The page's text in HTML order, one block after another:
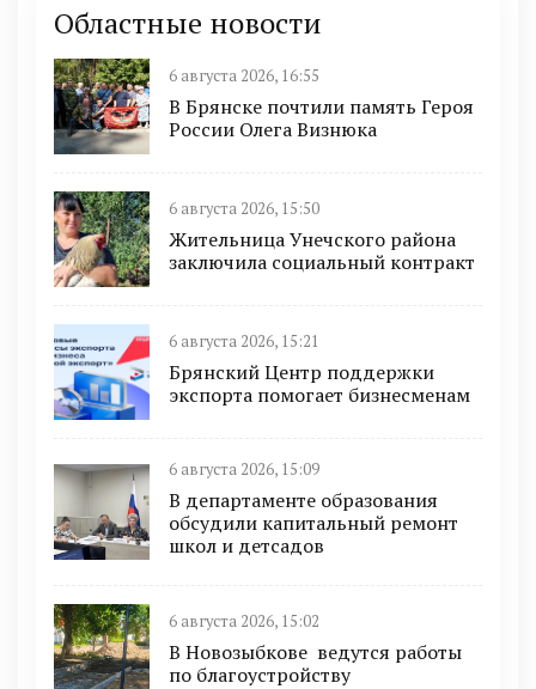
Областные новости
6 августа 2026, 16:55
В Брянске почтили память Героя
России Олега Визнюка
6 августа 2026, 15:50
Жительница Унечского района
заключила социальный контракт
6 августа 2026, 15:21
Брянский Центр поддержки
экспорта помогает бизнесменам
6 августа 2026, 15:09
В департаменте образования
обсудили капитальный ремонт
школ и детсадов
6 августа 2026, 15:02
В Новозыбкове ведутся работы
по благоустройству